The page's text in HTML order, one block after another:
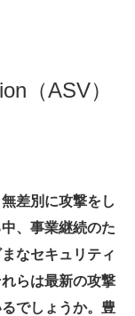
（ASV）
差別に攻撃をし
、事業継続のた
なセキュリティ
らは最新の攻撃
でしょうか。豊